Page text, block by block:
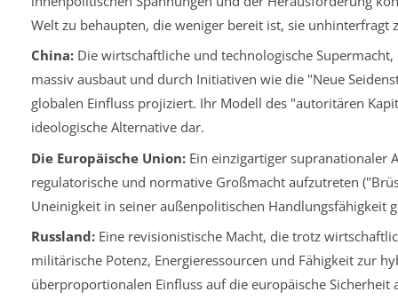
Welt zu behaupten, die weniger bereit ist, sie unhinterfragt
China:Die wirtschaftliche und technologische
massiv ausbaut und durch Initiativen wie die "Neue
globalen Einfluss projiziert. Ihr Modell des "autoritären
ideologische Alternative dar.
Die Europäische Union:Ein einzigartiger supranationaler
regulatorische und normative Großmacht aufzutreten
Uneinigkeit in seiner außenpolitischen Handlungsfähigkeit
Russland:Eine revisionistische Macht, die trotz
militärische Potenz, Energieressourcen und Fähigkeit zur
überproportionalen Einfluss auf die europäische Sicherheit